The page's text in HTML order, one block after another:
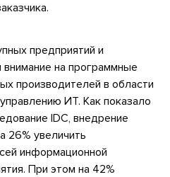
предприятий и
на программные
производителей в области
ИТ. Как показало
IDC, внедрение
26% увеличить
информационной
При этом на 42%